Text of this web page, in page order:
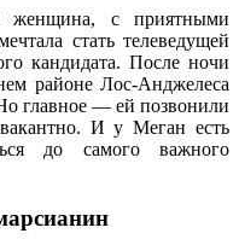
женщина, с приятными
стать телеведущей
кандидата. После ночи
районе Лос-Анджелеса
главное — ей позвонили
И у Меган есть
до самого важного